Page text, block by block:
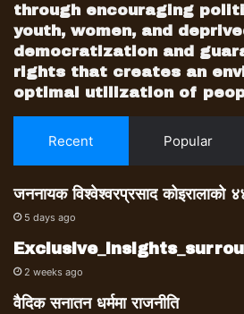
through encouraging
youth, women, and
democratization and
rights that creates an
optimal utilization of
Recent Popular
जननायक विश्वेश्वरप्रसाद कोइरालाको
5 days ago
2 weeks ago
वैदिक सनातन धर्ममा राजनीति